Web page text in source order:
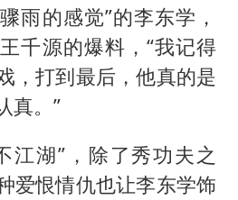
雨的感觉”的李东学，
千源的爆料，“我记得
，打到最后，他真的是
真。”
江湖”，除了秀功夫之
爱恨情仇也让李东学饰